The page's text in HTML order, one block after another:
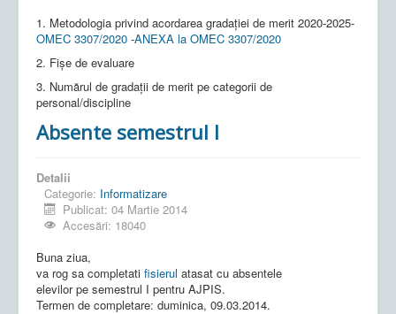
1. Metodologia privind acordarea gradației de merit 2020-2025-
OMEC 3307/2020 -ANEXA la OMEC 3307/2020
2. Fișe de evaluare
3. Numărul de gradații de merit pe categorii de
personal/discipline
Absente semestrul I
Detalii
Categorie: Informatizare
Publicat: 04 Martie 2014
Accesări: 18040
Buna ziua,
va rog sa completati fisierul atasat cu absentele
elevilor pe semestrul I pentru AJPIS.
Termen de completare: duminica, 09.03.2014.